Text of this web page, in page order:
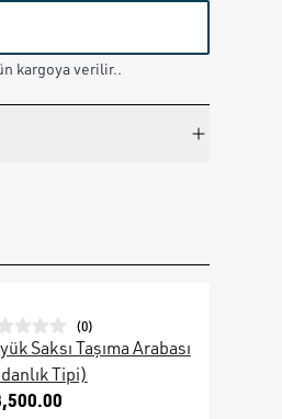
kargoya verilir..
(0)
Saksı Taşıma Arabası
Tipi)